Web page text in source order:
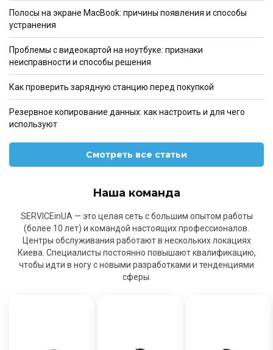
Полосы на экране MacBook: причины появления и способы
устранения
Проблемы с видеокартой на ноутбуке: признаки
неисправности и способы решения
Как проверить зарядную станцию перед покупкой
Резервное копирование данных: как настроить и для чего
используют
Смотреть все статьи
Наша команда
SERVICEinUA — это целая сеть с большим опытом работы
(более 10 лет) и командой настоящих профессионалов.
Центры обслуживания работают в нескольких локациях
Киева. Специалисты постоянно повышают квалификацию,
чтобы идти в ногу с новыми разработками и тенденциями
сферы.